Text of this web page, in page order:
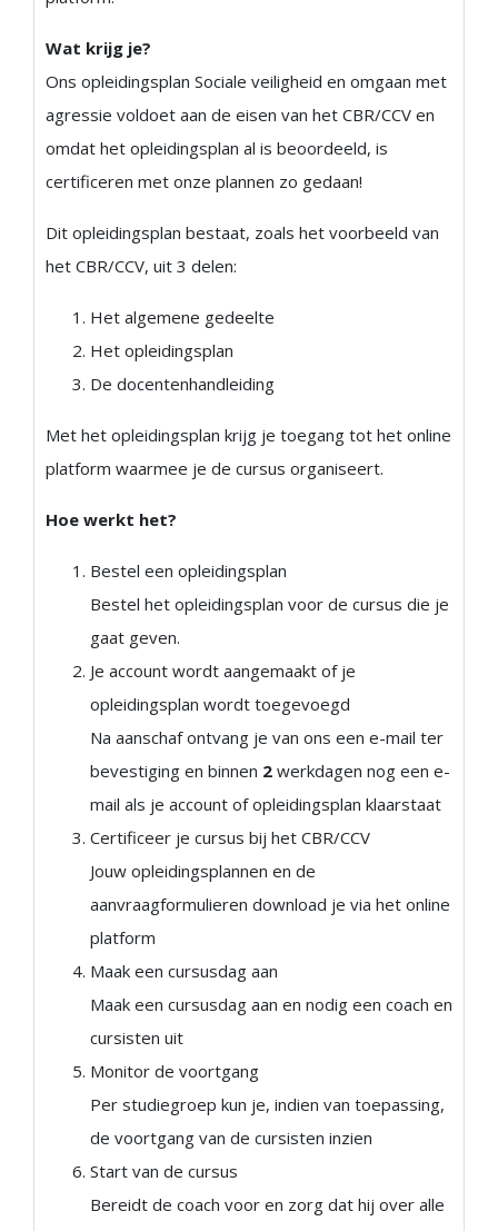
Wat krijg je?
Ons opleidingsplan Sociale veiligheid en omgaan met
agressie voldoet aan de eisen van het CBR/CCV en
omdat het opleidingsplan al is beoordeeld, is
certificeren met onze plannen zo gedaan!
Dit opleidingsplan bestaat, zoals het voorbeeld van
het CBR/CCV, uit 3 delen:
Het algemene gedeelte
Het opleidingsplan
De docentenhandleiding
Met het opleidingsplan krijg je toegang tot het online
platform waarmee je de cursus organiseert.
Hoe werkt het?
Bestel een opleidingsplan
Bestel het opleidingsplan voor de cursus die je
gaat geven.
Je account wordt aangemaakt of je
opleidingsplan wordt toegevoegd
Na aanschaf ontvang je van ons een e-mail ter
bevestiging en binnen 2 werkdagen nog een e-
mail als je account of opleidingsplan klaarstaat
Certificeer je cursus bij het CBR/CCV
Jouw opleidingsplannen en de
aanvraagformulieren download je via het online
platform
Maak een cursusdag aan
Maak een cursusdag aan en nodig een coach en
cursisten uit
Monitor de voortgang
Per studiegroep kun je, indien van toepassing,
de voortgang van de cursisten inzien
Start van de cursus
Bereidt de coach voor en zorg dat hij over alle